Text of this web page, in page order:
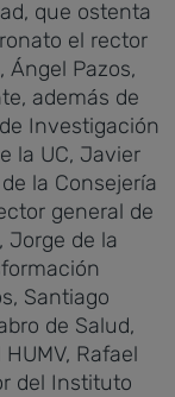
que ostenta
el rector
Ángel Pazos,
además de
Investigación
la UC, Javier
la Consejería
general de
Jorge de la
Santiago
de Salud,
Rafael
del Instituto